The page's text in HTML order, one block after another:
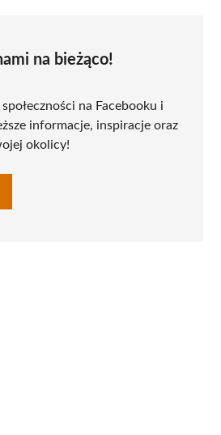
na bieżąco!
na Facebooku i
informacje, inspiracje oraz
okolicy!